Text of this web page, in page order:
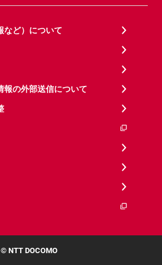
など）について
報の外部送信について
© NTT DOCOMO